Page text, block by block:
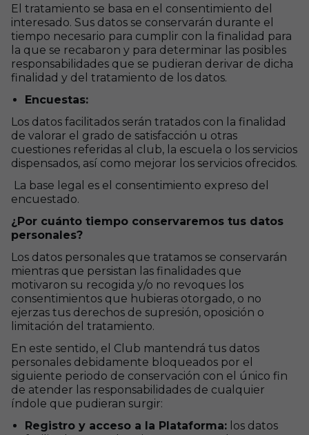
El tratamiento se basa en el consentimiento del
interesado. Sus datos se conservarán durante el
tiempo necesario para cumplir con la finalidad para
la que se recabaron y para determinar las posibles
responsabilidades que se pudieran derivar de dicha
finalidad y del tratamiento de los datos.
Encuestas:
Los datos facilitados serán tratados con la finalidad
de valorar el grado de satisfacción u otras
cuestiones referidas al club, la escuela o los servicios
dispensados, así como mejorar los servicios ofrecidos.
La base legal es el consentimiento expreso del
encuestado.
¿Por cuánto tiempo conservaremos tus datos
personales?
Los datos personales que tratamos se conservarán
mientras que persistan las finalidades que
motivaron su recogida y/o no revoques los
consentimientos que hubieras otorgado, o no
ejerzas tus derechos de supresión, oposición o
limitación del tratamiento.
En este sentido, el Club mantendrá tus datos
personales debidamente bloqueados por el
siguiente periodo de conservación con el único fin
de atender las responsabilidades de cualquier
índole que pudieran surgir:
Registro y acceso a la Plataforma: los datos